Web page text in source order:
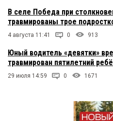
В селе Победа при
травмированы трое
4 августа 11:41 0 913
Юный водитель «девятки»
травмирован пятилетний
29 июля 14:59 0 1671